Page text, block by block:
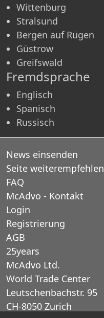
Wittenburg
Stralsund
Bergen auf Rügen
Güstrow
Greifswald
Fremdsprache
Englisch
Spanisch
Russisch
News einsenden
Seite weiterempfehlen
FAQ
McAdvo - Kontakt
Login
Registrierung
AGB
25years
McAdvo Ltd.
World Trade Center
Leutschenbachstr. 95
CH-8050 Zurich